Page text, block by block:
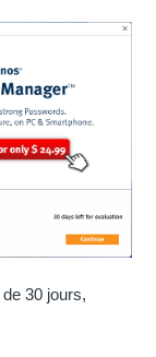
30 jours,